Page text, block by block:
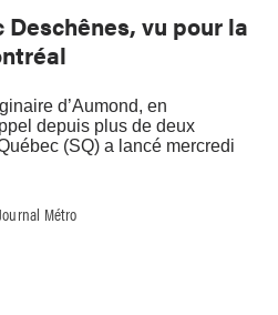
vu pour la
d’Aumond, en
depuis plus de deux
(SQ) a lancé mercredi
Métro